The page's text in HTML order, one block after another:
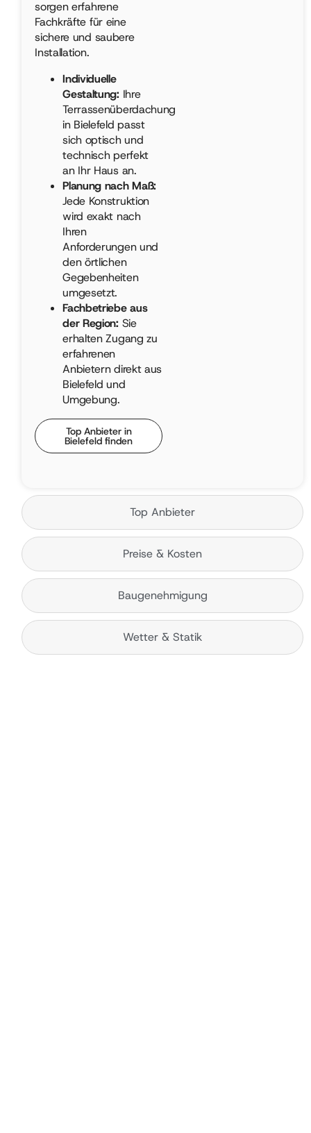
Top Anbieter
Preise & Kosten
Baugenehmigung
Wetter & Statik
sorgen erfahrene
Fachkräfte für eine
sichere und saubere
Installation.
Individuelle
Gestaltung: Ihre
Terrassenüberdachung
in Bielefeld passt
sich optisch und
technisch perfekt
an Ihr Haus an.
Planung nach Maß:
Jede Konstruktion
wird exakt nach
Ihren
Anforderungen und
den örtlichen
Gegebenheiten
umgesetzt.
Fachbetriebe aus
der Region: Sie
erhalten Zugang zu
erfahrenen
Anbietern direkt aus
Bielefeld und
Umgebung.
Top Anbieter in
Bielefeld finden